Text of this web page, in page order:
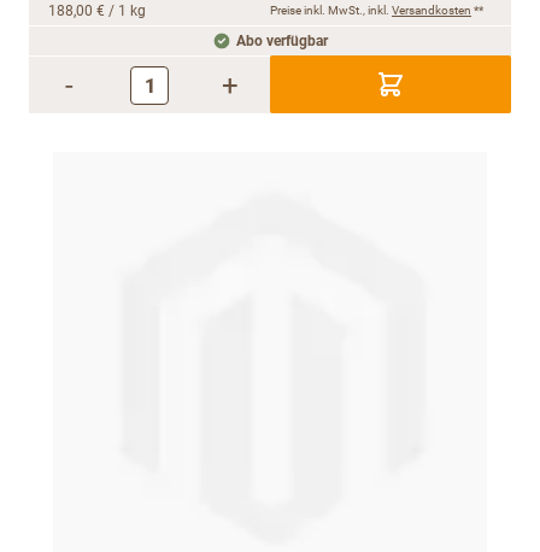
188,00 € / 1 kg Preise inkl. MwSt., inkl. Versandkosten **
Abo verfügbar
- +